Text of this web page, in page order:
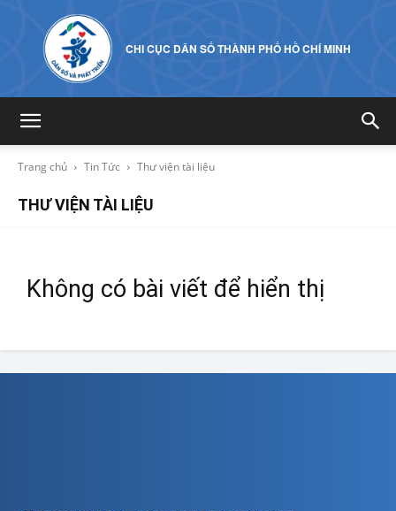
CHI CỤC DÂN SỐ THÀNH PHỐ HỒ CHÍ MINH
Trang chủ Tin Tức Thư viện tài liệu
THƯ VIỆN TÀI LIỆU
Không có bài viết để hiển thị